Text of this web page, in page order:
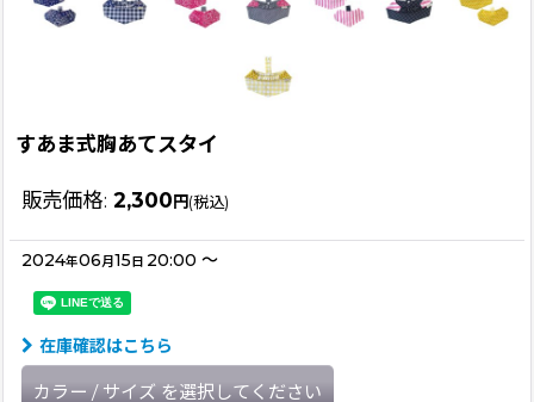
すあま式胸あてスタイ
販売価格: 2,300円(税込)
2024年06月 15日 20:00 ～
在庫確認はこちら
カラー / サイズ を選択してください